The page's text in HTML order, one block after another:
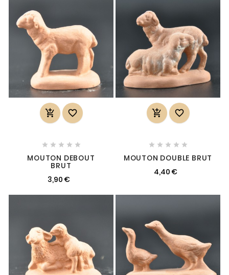
 
    
MOUTON DEBOUT
BRUT
3,90 €
 
    
MOUTON DOUBLE BRUT
4,40 €